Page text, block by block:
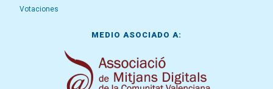
Votaciones
MEDIO ASOCIADO A: